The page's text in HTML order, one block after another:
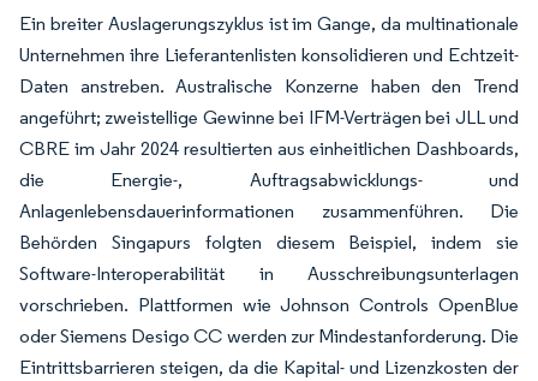
Ein breiter Auslagerungszyklus ist im Gange, da multinationale
Unternehmen ihre Lieferantenlisten konsolidieren und Echtzeit-
Daten anstreben. Australische Konzerne haben den Trend
angeführt; zweistellige Gewinne bei IFM-Verträgen bei JLL und
CBRE im Jahr 2024 resultierten aus einheitlichen Dashboards,
die Energie-, Auftragsabwicklungs- und
Anlagenlebensdauerinformationen zusammenführen. Die
Behörden Singapurs folgten diesem Beispiel, indem sie
Software-Interoperabilität in Ausschreibungsunterlagen
vorschrieben. Plattformen wie Johnson Controls OpenBlue
oder Siemens Desigo CC werden zur Mindestanforderung. Die
Eintrittsbarrieren steigen, da die Kapital- und Lizenzkosten der